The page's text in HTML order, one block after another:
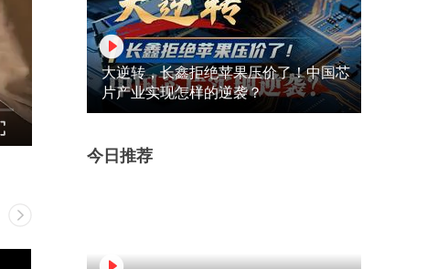
大逆转，长鑫拒绝苹果压价了！中国芯
片产业实现怎样的逆袭？
今日推荐